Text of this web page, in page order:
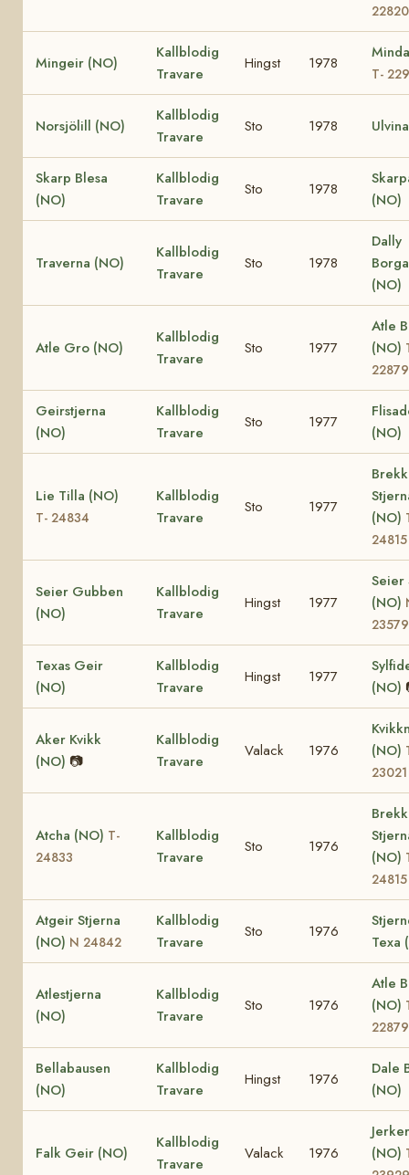
22820
Mingeir (NO)
Kallblodig
Travare
Hingst 1978
T-
Norsjölill (NO)
Kallblodig
Travare
Sto 1978
Skarp Blesa
(NO)
Kallblodig
Travare
Sto 1978
(NO)
Traverna (NO)
Kallblodig
Travare
Sto 1978
Dally
(NO)
Atle Gro (NO)
Kallblodig
Travare
Sto 1977
Atle
(NO)
22879
Geirstjerna
(NO)
Kallblodig
Travare
Sto 1977
(NO)
Lie Tilla (NO)
T- 24834
Kallblodig
Travare
Sto 1977
(NO)
24815
Seier Gubben
(NO)
Kallblodig
Travare
Hingst 1977
Seier
(NO)
23579
Texas Geir
(NO)
Kallblodig
Travare
Hingst 1977
(NO)
Aker Kvikk
(NO) 📷
Kallblodig
Travare
Valack 1976
(NO)
23021
Atcha (NO) T-
24833
Kallblodig
Travare
Sto 1976
(NO)
24815
Atgeir Stjerna
(NO) N 24842
Kallblodig
Travare
Sto 1976
Texa
Atlestjerna
(NO)
Kallblodig
Travare
Sto 1976
Atle
(NO)
22879
Bellabausen
(NO)
Kallblodig
Travare
Hingst 1976
Dale
(NO)
Falk Geir (NO)
Kallblodig
Travare
Valack 1976
(NO)